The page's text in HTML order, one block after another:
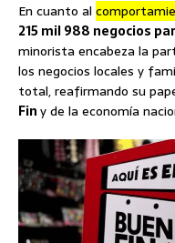
En cuanto al
215 mil 988 negocios
minorista encabeza la
los negocios locales y
total, reafirmando su
Finy de la economía